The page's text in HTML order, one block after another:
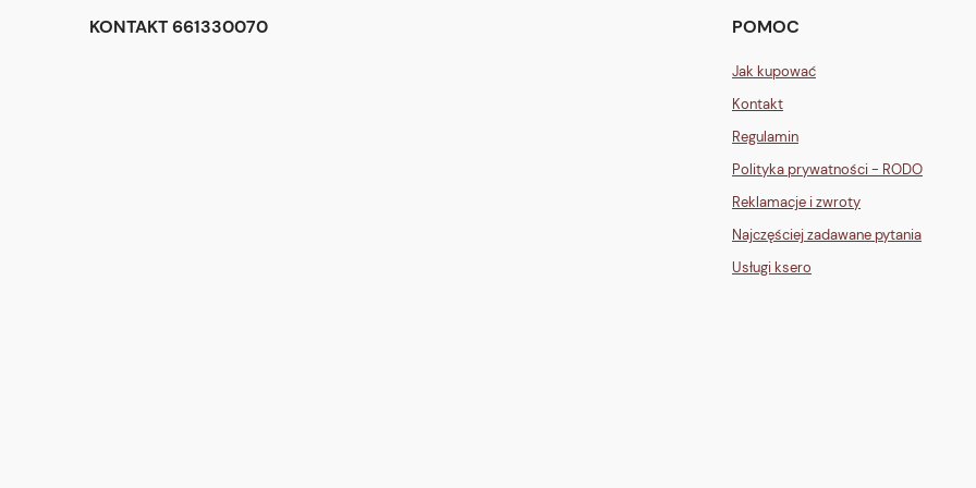
KONTAKT 661330070 POMOC
Jak kupować
Kontakt
Regulamin
Polityka prywatności - RODO
Reklamacje i zwroty
Najczęściej zadawane pytania
Usługi ksero